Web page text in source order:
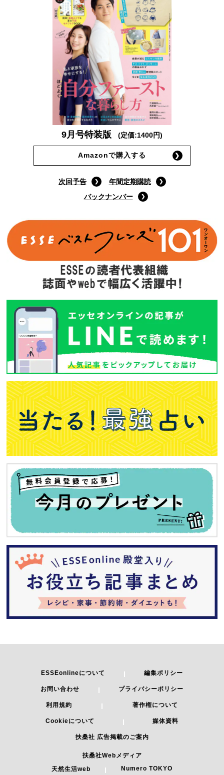
9月号特装版 (定価:1400円)
Amazonで購入する
次回予告
年間定期購読
バックナンバー
ESSEonlineについて 編集ポリシー
お問い合わせ プライバシーポリシー
利用規約 著作権について
Cookieについて 媒体資料
扶桑社 広告掲載のご案内
扶桑社Webメディア
天然生活web
Numero TOKYO